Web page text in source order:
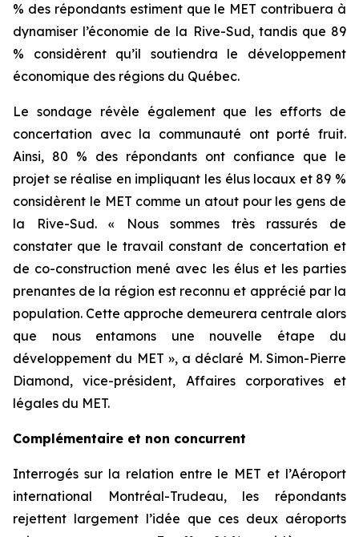
% des répondants estiment que le MET contribuera à
dynamiser l’économie de la Rive-Sud, tandis que 89
% considèrent qu’il soutiendra le développement
économique des régions du Québec.
Le sondage révèle également que les efforts de
concertation avec la communauté ont porté fruit.
Ainsi, 80 % des répondants ont confiance que le
projet se réalise en impliquant les élus locaux et 89 %
considèrent le MET comme un atout pour les gens de
la Rive-Sud. « Nous sommes très rassurés de
constater que le travail constant de concertation et
de co-construction mené avec les élus et les parties
prenantes de la région est reconnu et apprécié par la
population. Cette approche demeurera centrale alors
que nous entamons une nouvelle étape du
développement du MET », a déclaré M. Simon-Pierre
Diamond, vice-président, Affaires corporatives et
légales du MET.
Complémentaire et non concurrent
Interrogés sur la relation entre le MET et l’Aéroport
international Montréal-Trudeau, les répondants
rejettent largement l’idée que ces deux aéroports